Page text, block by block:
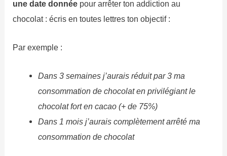
une date donnée pour arrêter ton addiction au
chocolat : écris en toutes lettres ton objectif :
Par exemple :
Dans 3 semaines j’aurais réduit par 3 ma
consommation de chocolat en privilégiant le
chocolat fort en cacao (+ de 75%)
Dans 1 mois j’aurais complètement arrêté ma
consommation de chocolat